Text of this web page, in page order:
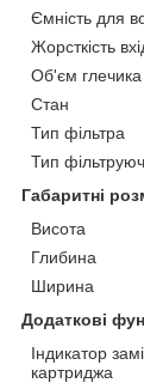
Ємність для
Жорсткість
Об'єм глечика
Стан
Тип фільтра
Тип
Габаритні
Висота
Глибина
Ширина
Додаткові
Індикатор
картриджа